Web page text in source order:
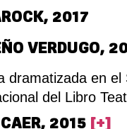
2017
VERDUGO,
dramatizada en el
del Libro
2015 [+]